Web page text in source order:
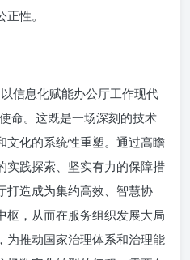
性。
信息化赋能办公厅工作现代
命。这既是一场深刻的技术
文化的系统性重塑。通过高瞻
实践探索、坚实有力的保障措
打造成为集约高效、智慧协
枢，从而在服务组织发展大局
为推动国家治理体系和治理能